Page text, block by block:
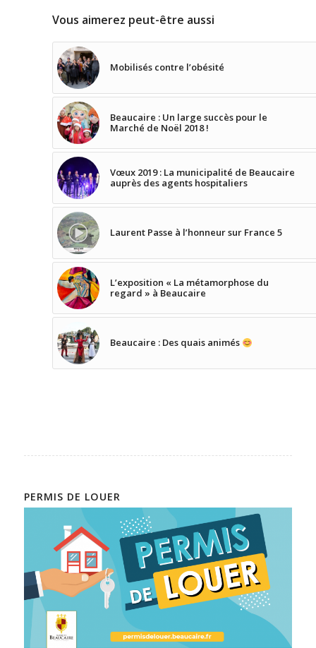
Vous aimerez peut-être aussi
Mobilisés contre l’obésité
Beaucaire : Un large succès pour le
Marché de Noël 2018 !
Vœux 2019 : La municipalité de Beaucaire
auprès des agents hospitaliers
Laurent Passe à l’honneur sur France 5
L’exposition « La métamorphose du
regard » à Beaucaire
Beaucaire : Des quais animés
PERMIS DE LOUER